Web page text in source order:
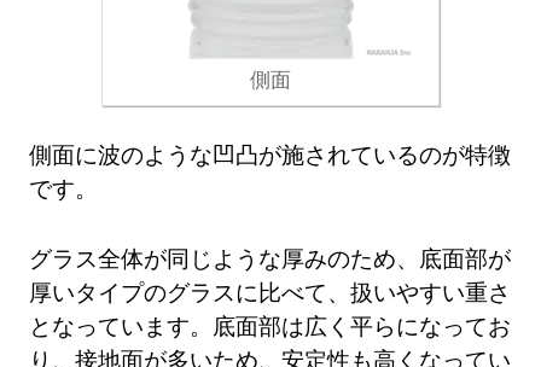
側面
側面に波のような凹凸が施されているのが特徴
です。
グラス全体が同じような厚みのため、底面部が
厚いタイプのグラスに比べて、扱いやすい重さ
となっています。底面部は広く平らになってお
り、接地面が多いため、安定性も高くなってい